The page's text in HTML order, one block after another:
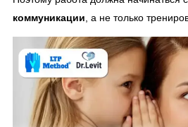
коммуникации , а не только